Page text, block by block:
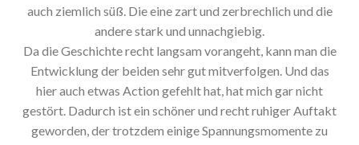
auch ziemlich süß. Die eine zart und zerbrechlich und die
andere stark und unnachgiebig.
Da die Geschichte recht langsam vorangeht, kann man die
Entwicklung der beiden sehr gut mitverfolgen. Und das
hier auch etwas Action gefehlt hat, hat mich gar nicht
gestört. Dadurch ist ein schöner und recht ruhiger Auftakt
geworden, der trotzdem einige Spannungsmomente zu